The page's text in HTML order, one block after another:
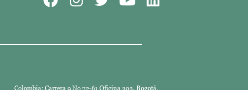
Colombia: Carrera 9 No 72-61 Oficina 303. Bogotá.